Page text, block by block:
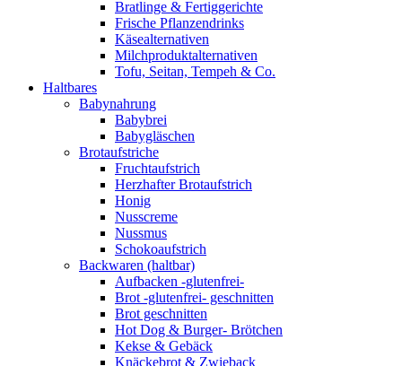
Bratlinge & Fertiggerichte
Frische Pflanzendrinks
Käsealternativen
Milchproduktalternativen
Tofu, Seitan, Tempeh & Co.
Haltbares
Babynahrung
Babybrei
Babygläschen
Brotaufstriche
Fruchtaufstrich
Herzhafter Brotaufstrich
Honig
Nusscreme
Nussmus
Schokoaufstrich
Backwaren (haltbar)
Aufbacken -glutenfrei-
Brot -glutenfrei- geschnitten
Brot geschnitten
Hot Dog & Burger- Brötchen
Kekse & Gebäck
Knäckebrot & Zwieback